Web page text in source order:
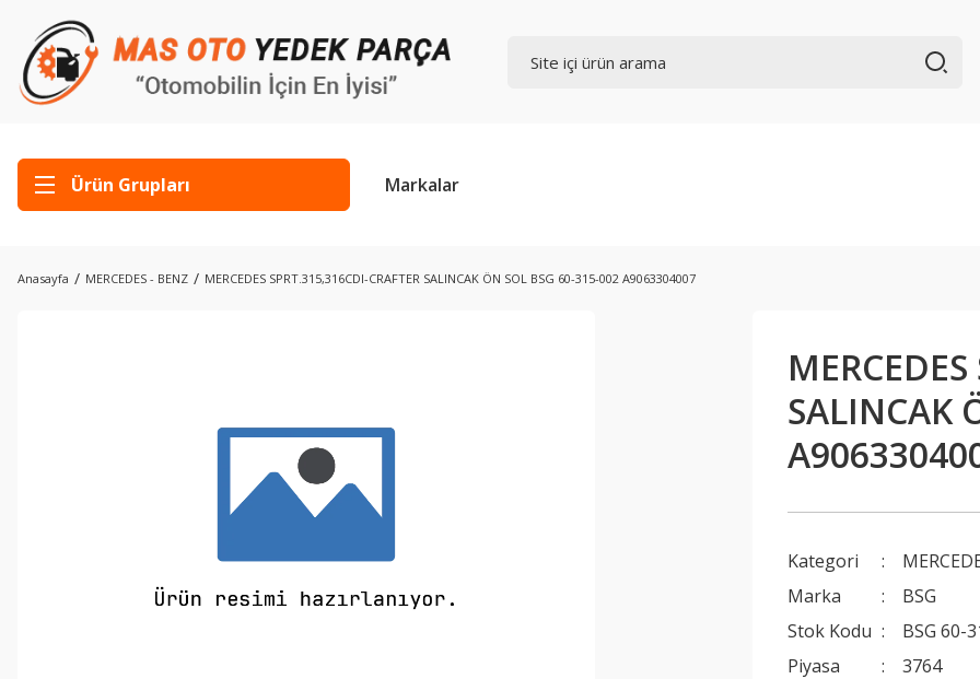
Ürün Grupları Markalar
Anasayfa MERCEDES - BENZ MERCEDES SPRT.315,316CDI-CRAFTER SALINCAK ÖN SOL BSG 60-315-002 A9063304007
SALINCAK
Kategori
Marka
BSG
Stok Kodu
BSG 60-
Piyasa
3764